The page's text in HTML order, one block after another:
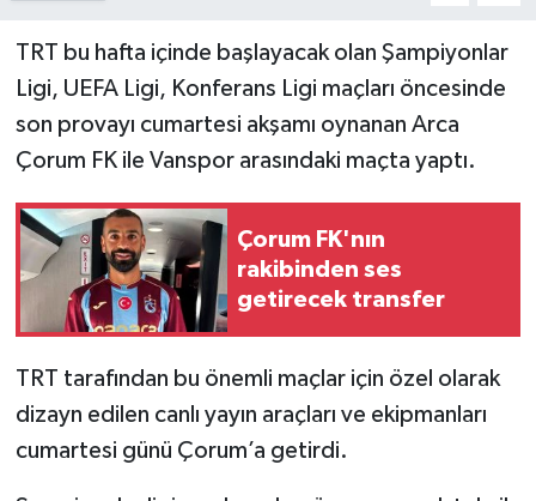
TRT bu hafta içinde başlayacak olan Şampiyonlar
Ligi, UEFA Ligi, Konferans Ligi maçları öncesinde
son provayı cumartesi akşamı oynanan Arca
Çorum FK ile Vanspor arasındaki maçta yaptı.
Çorum FK'nın
rakibinden ses
getirecek transfer
TRT tarafından bu önemli maçlar için özel olarak
dizayn edilen canlı yayın araçları ve ekipmanları
cumartesi günü Çorum’a getirdi.